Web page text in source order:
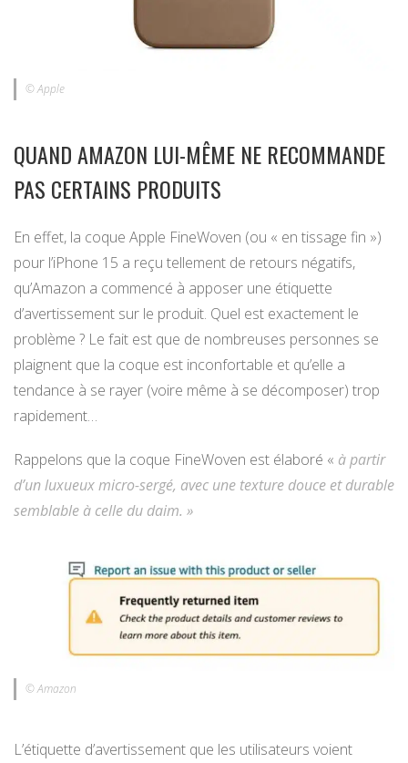
© Apple
QUAND AMAZON LUI-MÊME NE RECOMMANDE
PAS CERTAINS PRODUITS
En effet, la coque Apple FineWoven (ou « en tissage fin »)
pour l’iPhone 15 a reçu tellement de retours négatifs,
qu’Amazon a commencé à apposer une étiquette
d’avertissement sur le produit. Quel est exactement le
problème ? Le fait est que de nombreuses personnes se
plaignent que la coque est inconfortable et qu’elle a
tendance à se rayer (voire même à se décomposer) trop
rapidement…
Rappelons que la coque FineWoven est élaboré « à partir
d’un luxueux micro-sergé, avec une texture douce et durable
semblable à celle du daim. »
© Amazon
L’étiquette d’avertissement que les utilisateurs voient